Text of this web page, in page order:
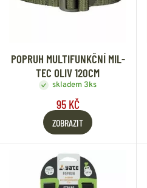
POPRUH MULTIFUNKČNÍ MIL-
TEC OLIV 120CM
skladem 3ks
95 KČ
ZOBRAZIT